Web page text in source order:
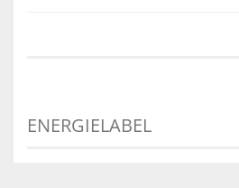
ENERGIELABEL